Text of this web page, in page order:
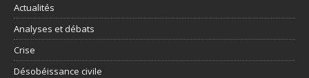
Actualités
Analyses et débats
Crise
Désobéissance civile